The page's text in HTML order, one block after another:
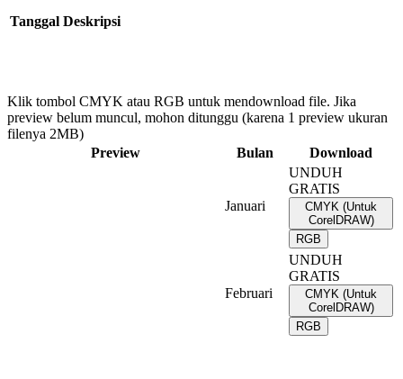
Tanggal Deskripsi
Klik tombol CMYK atau RGB untuk mendownload file. Jika
preview belum muncul, mohon ditunggu (karena 1 preview ukuran
filenya 2MB)
Preview
Bulan Download
Januari
UNDUH
GRATIS
CMYK (Untuk
CorelDRAW)
RGB
Februari
UNDUH
GRATIS
CMYK (Untuk
CorelDRAW)
RGB